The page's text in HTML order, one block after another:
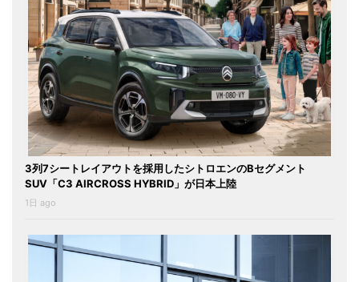
3列7シートレイアウトを採用したシトロエンのBセグメント
SUV「C3 AIRCROSS HYBRID」が日本上陸
1日 ago